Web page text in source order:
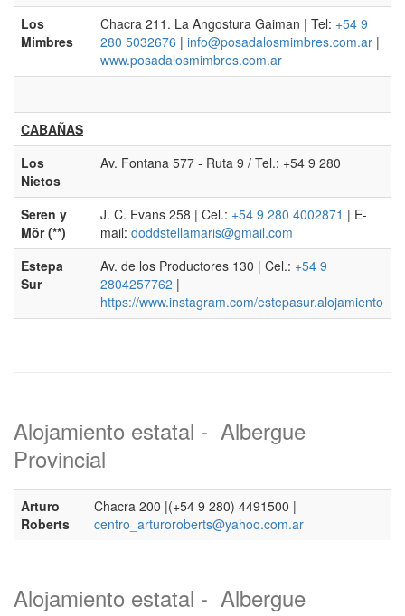
Los
Mimbres
Chacra 211. La Angostura Gaiman | Tel: +54 9
280 5032676 | info@posadalosmimbres.com.ar |
www.posadalosmimbres.com.ar
CABAÑAS
Los
Nietos
Av. Fontana 577 - Ruta 9 / Tel.: +54 9 280
Seren y
Mör (**)
J. C. Evans 258 | Cel.: +54 9 280 4002871 | E-
mail: doddstellamaris@gmail.com
Estepa
Sur
Av. de los Productores 130 | Cel.: +54 9
2804257762 |
https://www.instagram.com/estepasur.alojamiento
Alojamiento estatal - Albergue
Provincial
Arturo
Roberts
Chacra 200 |(+54 9 280) 4491500 |
centro_arturoroberts@yahoo.com.ar
Alojamiento estatal - Albergue